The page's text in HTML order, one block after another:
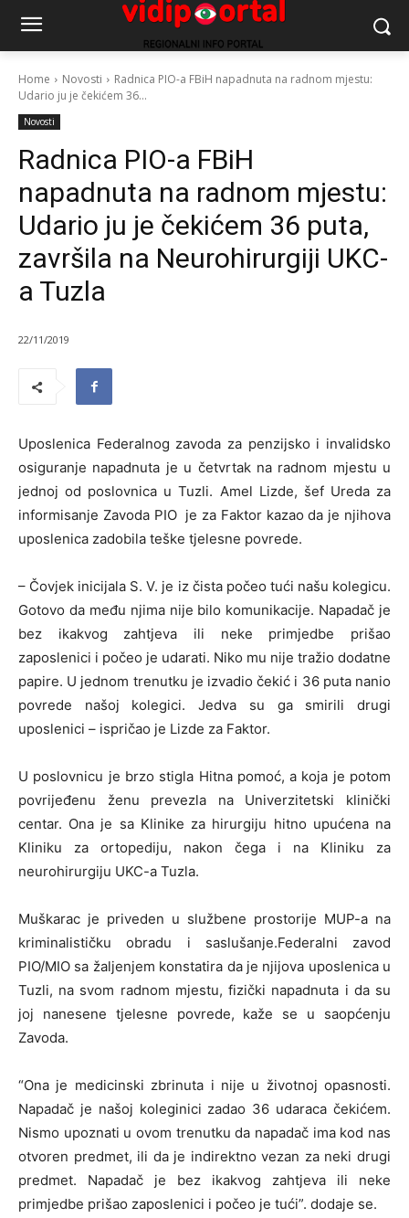
Home Novosti
Radnica PIO-a FBiH napadnuta na radnom mjestu:
Udario ju je čekićem 36...
Novosti
Radnica PIO-a FBiH
napadnuta na radnom mjestu:
Udario ju je čekićem 36 puta,
završila na Neurohirurgiji UKC-
a Tuzla
22/11/2019
Uposlenica Federalnog zavoda za penzijsko i invalidsko
osiguranje napadnuta je u četvrtak na radnom mjestu u
jednoj od poslovnica u Tuzli. Amel Lizde, šef Ureda za
informisanje Zavoda PIO je za Faktor kazao da je njihova
uposlenica zadobila teške tjelesne povrede.
– Čovjek inicijala S. V. je iz čista počeo tući našu kolegicu.
Gotovo da među njima nije bilo komunikacije. Napadač je
bez ikakvog zahtjeva ili neke primjedbe prišao
zaposlenici i počeo je udarati. Niko mu nije tražio dodatne
papire. U jednom trenutku je izvadio čekić i 36 puta nanio
povrede našoj kolegici. Jedva su ga smirili drugi
uposlenici – ispričao je Lizde za Faktor.
U poslovnicu je brzo stigla Hitna pomoć, a koja je potom
povrijeđenu ženu prevezla na Univerzitetski klinički
centar. Ona je sa Klinike za hirurgiju hitno upućena na
Kliniku za ortopediju, nakon čega i na Kliniku za
neurohirurgiju UKC-a Tuzla.
Muškarac je priveden u službene prostorije MUP-a na
kriminalističku obradu i saslušanje.Federalni zavod
PIO/MIO sa žaljenjem konstatira da je njijova uposlenica u
Tuzli, na svom radnom mjestu, fizički napadnuta i da su
joj nanesene tjelesne povrede, kaže se u saopćenju
Zavoda.
“Ona je medicinski zbrinuta i nije u životnoj opasnosti.
Napadač je našoj koleginici zadao 36 udaraca čekićem.
Nismo upoznati u ovom trenutku da napadač ima kod nas
otvoren predmet, ili da je indirektno vezan za neki drugi
predmet. Napadač je bez ikakvog zahtjeva ili neke
primjedbe prišao zaposlenici i počeo je tući”. dodaje se.